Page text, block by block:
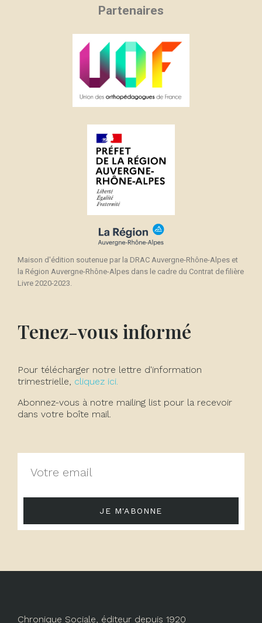
Ajouter à ma liste d'envies
Créer une nouvelle liste
Créer une liste d'envies
Nom de la liste d'envies
((modalTitle))
Connexion
Vous devez être connecté pour ajouter des produits
à votre liste d'envies.
Annuler
Partenaires
Maison d'édition soutenue par la DRAC Auvergne-Rhône-Alpes et
la Région Auvergne-Rhône-Alpes dans le cadre du Contrat de filière
Livre 2020-2023.
Tenez-vous informé
Pour télécharger notre lettre d'information
trimestrielle, cliquez ici.
Abonnez-vous à notre mailing list pour la recevoir
dans votre boîte mail.
JE M'ABONNE
Chronique Sociale, éditeur depuis 1920